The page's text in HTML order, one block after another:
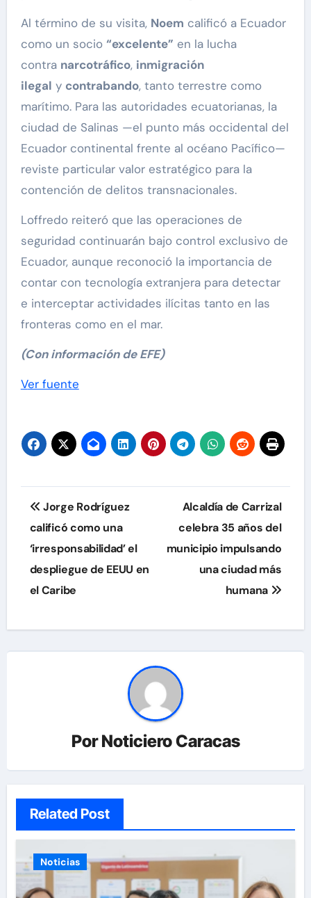
Al término de su visita, Noem calificó a Ecuador
como un socio “excelente” en la lucha
contra narcotráfico, inmigración
ilegal y contrabando, tanto terrestre como
marítimo. Para las autoridades ecuatorianas, la
ciudad de Salinas —el punto más occidental del
Ecuador continental frente al océano Pacífico—
reviste particular valor estratégico para la
contención de delitos transnacionales.
Loffredo reiteró que las operaciones de
seguridad continuarán bajo control exclusivo de
Ecuador, aunque reconoció la importancia de
contar con tecnología extranjera para detectar
e interceptar actividades ilícitas tanto en las
fronteras como en el mar.
(Con información de EFE)
Ver fuente
Navegación
de
entradas
Jorge Rodríguez
calificó como una
‘irresponsabilidad’ el
despliegue de EEUU en
el Caribe
Alcaldía de Carrizal
celebra 35 años del
municipio impulsando
una ciudad más
humana
PorNoticiero Caracas
Related Post
Noticias